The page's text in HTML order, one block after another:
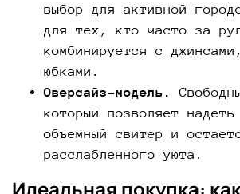
выбор для активной
для тех, кто часто за
комбинируется с
юбками.
Оверсайз-модель.
который позволяет
объемный свитер и
расслабленного уюта.
Идеальная покупка: